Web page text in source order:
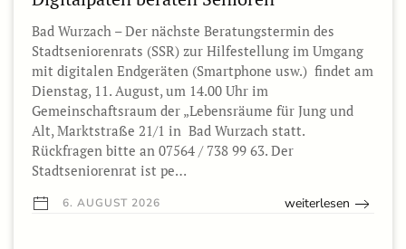
Bad Wurzach – Der nächste Beratungstermin des
Stadtseniorenrats (SSR) zur Hilfestellung im Umgang
mit digitalen Endgeräten (Smartphone usw.) findet am
Dienstag, 11. August, um 14.00 Uhr im
Gemeinschaftsraum der „Lebensräume für Jung und
Alt, Marktstraße 21/1 in Bad Wurzach statt.
Rückfragen bitte an 07564 / 738 99 63. Der
Stadtseniorenrat ist pe…
6. AUGUST 2026 weiterlesen